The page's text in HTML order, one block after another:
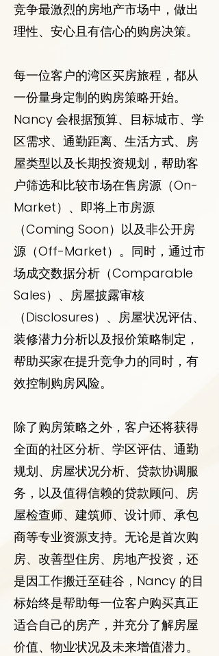
竞争最激烈的房地产市场中，做出
理性、安心且有信心的购房决策。
每一位客户的湾区买房旅程，都从
一份量身定制的购房策略开始。
Nancy 会根据预算、目标城市、学
区需求、通勤距离、生活方式、房
屋类型以及长期投资规划，帮助客
户筛选和比较市场在售房源（On-
Market）、即将上市房源
（Coming Soon）以及非公开房
源（Off-Market）。同时，通过市
场成交数据分析（Comparable
Sales）、房屋披露审核
（Disclosures）、房屋状况评估、
装修潜力分析以及报价策略制定，
帮助买家在提升竞争力的同时，有
效控制购房风险。
除了购房策略之外，客户还将获得
全面的社区分析、学区评估、通勤
规划、房屋状况分析、贷款协调服
务，以及值得信赖的贷款顾问、房
屋检查师、建筑师、设计师、承包
商等专业资源支持。无论是首次购
房、改善型住房、房地产投资，还
是因工作搬迁至硅谷，Nancy 的目
标始终是帮助每一位客户购买真正
适合自己的房产，并充分了解房屋
价值、物业状况及未来增值潜力。